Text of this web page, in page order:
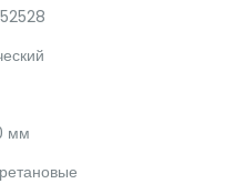
мм